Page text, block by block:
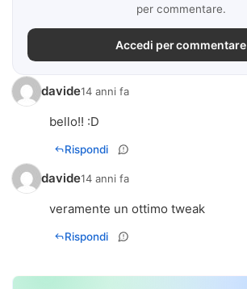
per commentare.
Accedi per commentare
davide14 anni fa
bello!! :D
Rispondi
davide14 anni fa
veramente un ottimo tweak
Rispondi